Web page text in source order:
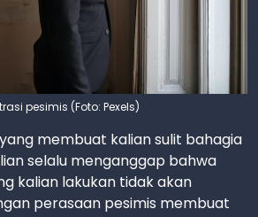
pesimis (Foto: Pexels)
membuat kalian sulit bahagia
selalu menganggap bahwa
kalian lakukan tidak akan
perasaan pesimis membuat